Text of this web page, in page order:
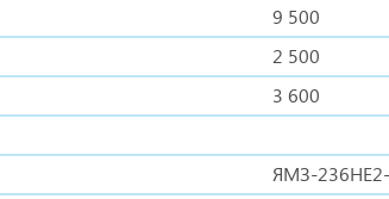
9 500
2 500
3 600
ЯМЗ-